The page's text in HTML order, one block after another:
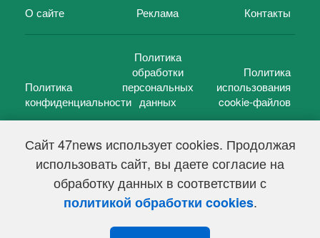
Сайт 47news использует cookies. Продолжая
использовать сайт, вы даете согласие на
обработку данных в соответствии с
политикой обработки cookies.
О сайте Реклама Контакты
Политика
конфиденциальности
Политика
обработки
персональных
данных
Политика
использования
cookie-файлов
47 новостей (47 news)2005 — 2026 г.
Свидетельство о регистрации СМИ Эл № ФС 77-39848, выдано
Федеральной службой по надзору в сфере связи,
информационных технологий и массовых коммуникаций